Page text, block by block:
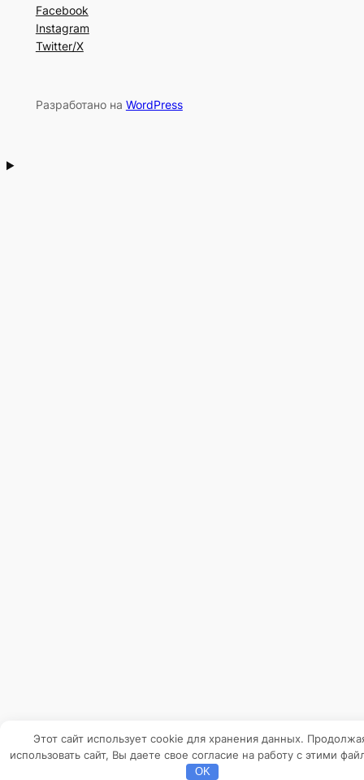
Facebook
Instagram
Twitter/X
Разработано на WordPress
Этот сайт использует cookie для хранения данных.
использовать сайт, Вы даете свое согласие на работу с этими
OK